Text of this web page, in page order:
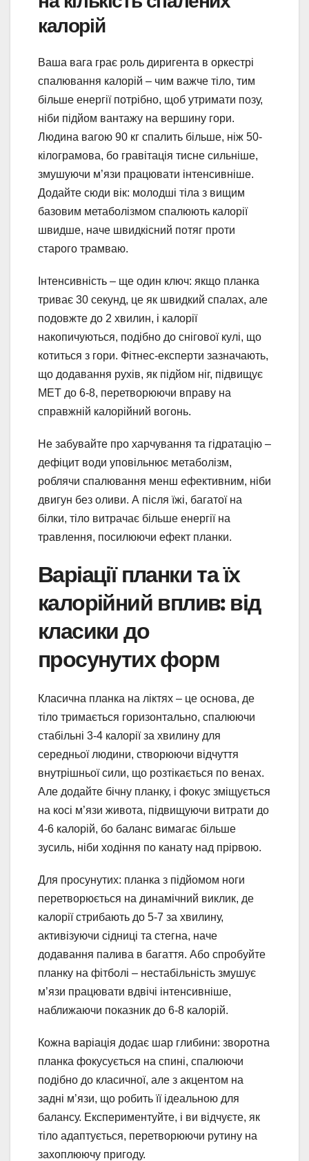
калорій
Ваша вага грає роль диригента в оркестрі
спалювання калорій – чим важче тіло, тим
більше енергії потрібно, щоб утримати позу,
ніби підйом вантажу на вершину гори.
Людина вагою 90 кг спалить більше, ніж 50-
кілограмова, бо гравітація тисне сильніше,
змушуючи м’язи працювати інтенсивніше.
Додайте сюди вік: молодші тіла з вищим
базовим метаболізмом спалюють калорії
швидше, наче швидкісний потяг проти
старого трамваю.
Інтенсивність – ще один ключ: якщо планка
триває 30 секунд, це як швидкий спалах, але
подовжте до 2 хвилин, і калорії
накопичуються, подібно до снігової кулі, що
котиться з гори. Фітнес-експерти зазначають,
що додавання рухів, як підйом ніг, підвищує
MET до 6-8, перетворюючи вправу на
справжній калорійний вогонь.
Не забувайте про харчування та гідратацію –
дефіцит води уповільнює метаболізм,
роблячи спалювання менш ефективним, ніби
двигун без оливи. А після їжі, багатої на
білки, тіло витрачає більше енергії на
травлення, посилюючи ефект планки.
Варіації планки та їх
калорійний вплив: від
класики до
просунутих форм
Класична планка на ліктях – це основа, де
тіло тримається горизонтально, спалюючи
стабільні 3-4 калорії за хвилину для
середньої людини, створюючи відчуття
внутрішньої сили, що розтікається по венах.
Але додайте бічну планку, і фокус зміщується
на косі м’язи живота, підвищуючи витрати до
4-6 калорій, бо баланс вимагає більше
зусиль, ніби ходіння по канату над прірвою.
Для просунутих: планка з підйомом ноги
перетворюється на динамічний виклик, де
калорії стрибають до 5-7 за хвилину,
активізуючи сідниці та стегна, наче
додавання палива в багаття. Або спробуйте
планку на фітболі – нестабільність змушує
м’язи працювати вдвічі інтенсивніше,
наближаючи показник до 6-8 калорій.
Кожна варіація додає шар глибини: зворотна
планка фокусується на спині, спалюючи
подібно до класичної, але з акцентом на
задні м’язи, що робить її ідеальною для
балансу. Експериментуйте, і ви відчуєте, як
тіло адаптується, перетворюючи рутину на
захоплюючу пригоду.